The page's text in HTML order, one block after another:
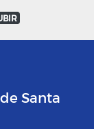
Santa